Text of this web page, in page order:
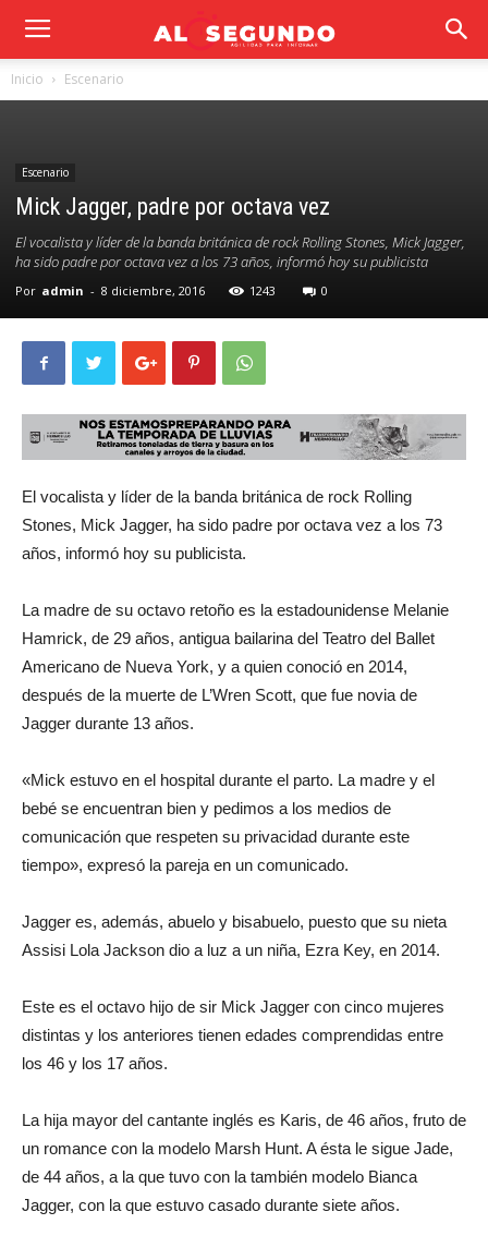
Inicio Escenario
Escenario
Mick Jagger, padre por octava vez
El vocalista y líder de la banda británica de rock Rolling Stones, Mick Jagger,
ha sido padre por octava vez a los 73 años, informó hoy su publicista
Por admin - 8 diciembre, 2016 1243 0
El vocalista y líder de la banda británica de rock Rolling
Stones, Mick Jagger, ha sido padre por octava vez a los 73
años, informó hoy su publicista.
La madre de su octavo retoño es la estadounidense Melanie
Hamrick, de 29 años, antigua bailarina del Teatro del Ballet
Americano de Nueva York, y a quien conoció en 2014,
después de la muerte de L’Wren Scott, que fue novia de
Jagger durante 13 años.
«Mick estuvo en el hospital durante el parto. La madre y el
bebé se encuentran bien y pedimos a los medios de
comunicación que respeten su privacidad durante este
tiempo», expresó la pareja en un comunicado.
Jagger es, además, abuelo y bisabuelo, puesto que su nieta
Assisi Lola Jackson dio a luz a un niña, Ezra Key, en 2014.
Este es el octavo hijo de sir Mick Jagger con cinco mujeres
distintas y los anteriores tienen edades comprendidas entre
los 46 y los 17 años.
La hija mayor del cantante inglés es Karis, de 46 años, fruto de
un romance con la modelo Marsh Hunt. A ésta le sigue Jade,
de 44 años, a la que tuvo con la también modelo Bianca
Jagger, con la que estuvo casado durante siete años.